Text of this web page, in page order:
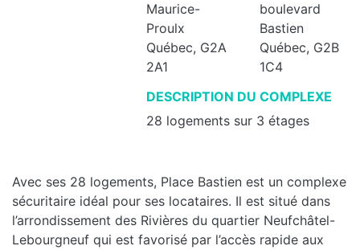
Maurice-
Proulx
Québec, G2A
2A1
boulevard
Bastien
Québec, G2B
1C4
DESCRIPTION DU COMPLEXE
28 logements sur 3 étages
Avec ses 28 logements, Place Bastien est un complexe
sécuritaire idéal pour ses locataires. Il est situé dans
l’arrondissement des Rivières du quartier Neufchâtel-
Lebourgneuf qui est favorisé par l’accès rapide aux